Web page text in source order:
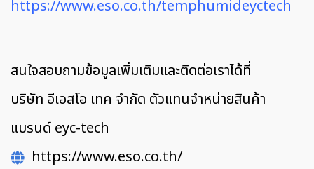
https://www.eso.co.th/temphumideyctech
สนใจสอบถามข้อมูลเพิ่มเติมและติดต่อเราได้ที่
บริษัท อีเอสโอ เทค จำกัด ตัวแทนจำหน่ายสินค้า
แบรนด์ eyc-tech
https://www.eso.co.th/